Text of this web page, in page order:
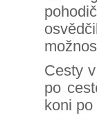
Cesty
po
koni